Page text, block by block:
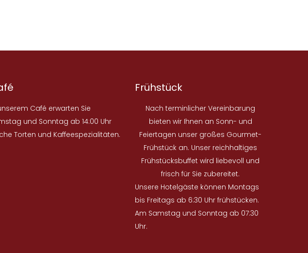
Café erwarten Sie
und Sonntag ab 14:00 Uhr
Torten und Kaffeespezialitäten.
Frühstück
Nach terminlicher Vereinbarung
bieten wir Ihnen an Sonn- und
Feiertagen unser großes Gourmet-
Frühstück an. Unser reichhaltiges
Frühstücksbuffet wird liebevoll und
frisch für Sie zubereitet.
Unsere Hotelgäste können Montags
bis Freitags ab 6:30 Uhr frühstücken.
Am Samstag und Sonntag ab 07:30
Uhr.